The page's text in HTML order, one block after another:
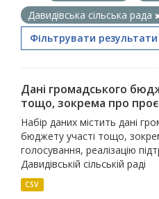
Давидівська сільська рада
Фільтрувати результати
Дані громадського
тощо, зокрема про
Набір даних містить дані
бюджету участі тощо,
голосування, реалізацію
Давидівській сільській раді
CSV